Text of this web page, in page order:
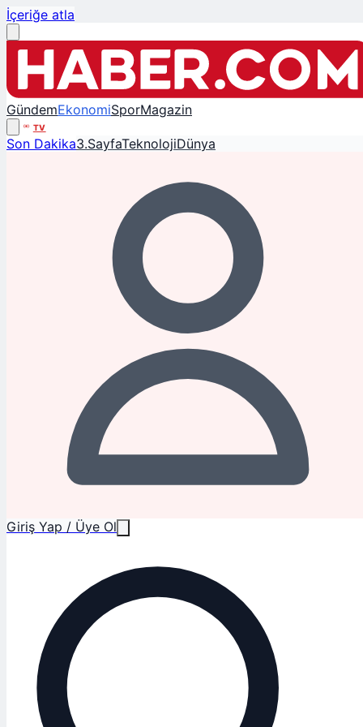
İçeriğe atla
GündemEkonomiSporMagazin
TV
Son Dakika3.SayfaTeknolojiDünya
Giriş Yap / Üye Ol